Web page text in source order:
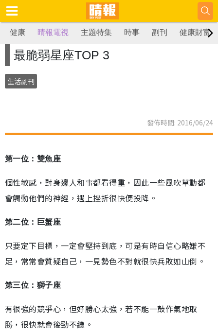
健康 晴報電視 主題特集 時事 副刊 健康財富
最脆弱星座TOP 3
生活副刊
發佈時間: 2016/06/24
第一位：雙魚座
個性敏感，對身邊人和事都看得重，因此一些風吹草動都
會觸動他們的神經，遇上挫折很快便投降。
第二位：巨蟹座
只要定下目標，一定會堅持到底，可是有時自信心略嫌不
足，常常會質疑自己，一見勢色不對就很快兵敗如山倒。
第三位：獅子座
有很強的競爭心，但好勝心太強，若不能一鼓作氣地取
勝，很快就會後勁不繼。